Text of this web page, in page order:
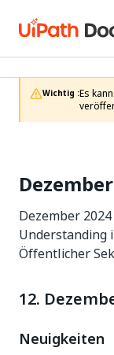
Wichtig :Es
Dezember
Understanding
Öffentlicher
12.
Neuigkeiten